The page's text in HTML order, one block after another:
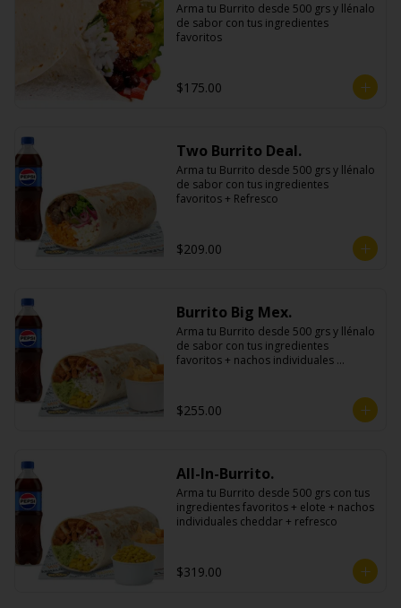
Arma tu Burrito desde 500 grs y llénalo
de sabor con tus ingredientes
favoritos
$175.00
Two Burrito Deal.
Arma tu Burrito desde 500 grs y llénalo
de sabor con tus ingredientes
favoritos + Refresco
$209.00
Burrito Big Mex.
Arma tu Burrito desde 500 grs y llénalo
de sabor con tus ingredientes
favoritos + nachos individuales
$255.00
All-In-Burrito.
Arma tu Burrito desde 500 grs con tus
ingredientes favoritos + elote + nachos
individuales cheddar + refresco
$319.00